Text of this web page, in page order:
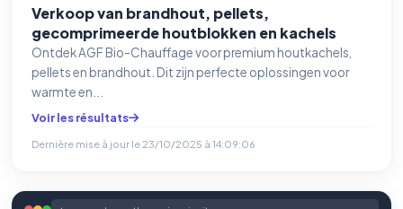
Verkoop van brandhout, pellets,
gecomprimeerde houtblokken en kachels
Ontdek AGF Bio-Chauffage voor premium houtkachels,
pellets en brandhout. Dit zijn perfecte oplossingen voor
warmte en...
Voir les résultats
Dernière mise à jour le 23/10/2025 à 14:09:06